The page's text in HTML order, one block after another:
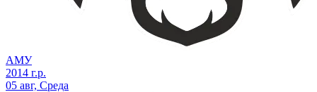
АМУ
2014 г.р.
05 авг, Среда